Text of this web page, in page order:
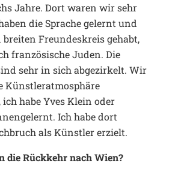
Jahre. Dort waren wir sehr
die Sprache gelernt und
breiten Freundeskreis gehabt,
französische Juden. Die
sehr in sich abgezirkelt. Wir
Künstleratmosphäre
habe Yves Klein oder
Ich habe dort
als Künstler erzielt.
die Rückkehr nach Wien?